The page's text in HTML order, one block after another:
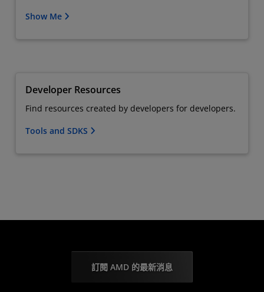
Show Me
Developer Resources
Find resources created by developers for developers.
Tools and SDKS
訂閱 AMD 的最新消息